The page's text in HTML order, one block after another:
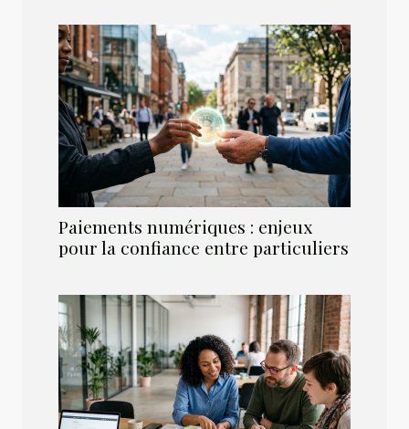
Paiements numériques : enjeux
pour la confiance entre particuliers